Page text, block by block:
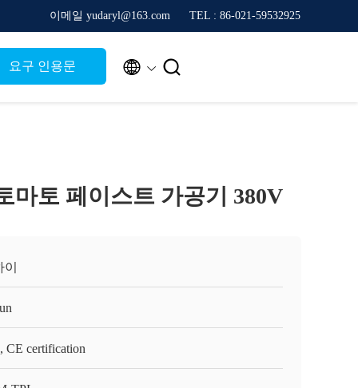
이메일 yudaryl@163.com TEL : 86-021-59532925
요구 인용문  
마토 페이스트 가공기 380V
CE certification